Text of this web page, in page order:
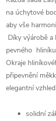
na úchytové
aby vše
Díky výárobě
pevného
Okraje
připevnění
elegantní
solidní